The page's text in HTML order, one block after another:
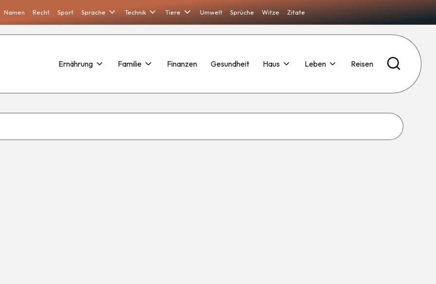
Namen Recht Sport Sprache Technik Tiere Umwelt Sprüche Witze Zitate
Ernährung Familie Finanzen Gesundheit Haus Leben Reisen